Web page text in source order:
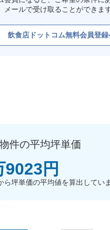
メールで受け取ることができます
飲食店ドットコム無料会員登録
件の平均坪単価
9023円
坪単価の平均値を算出していま